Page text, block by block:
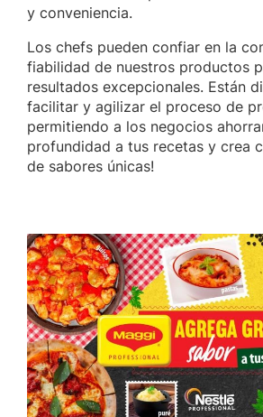
y conveniencia.
Los chefs pueden confiar en la
fiabilidad de nuestros productos
resultados excepcionales. Están
facilitar y agilizar el proceso de
permitiendo a los negocios
profundidad a tus recetas y crea
de sabores únicas!